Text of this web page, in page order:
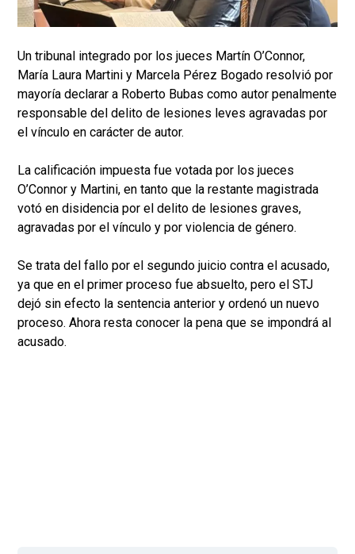
Un tribunal integrado por los jueces Martín O’Connor,
María Laura Martini y Marcela Pérez Bogado resolvió por
mayoría declarar a Roberto Bubas como autor penalmente
responsable del delito de lesiones leves agravadas por
el vínculo en carácter de autor.
La calificación impuesta fue votada por los jueces
O’Connor y Martini, en tanto que la restante magistrada
votó en disidencia por el delito de lesiones graves,
agravadas por el vínculo y por violencia de género.
Se trata del fallo por el segundo juicio contra el acusado,
ya que en el primer proceso fue absuelto, pero el STJ
dejó sin efecto la sentencia anterior y ordenó un nuevo
proceso. Ahora resta conocer la pena que se impondrá al
acusado.